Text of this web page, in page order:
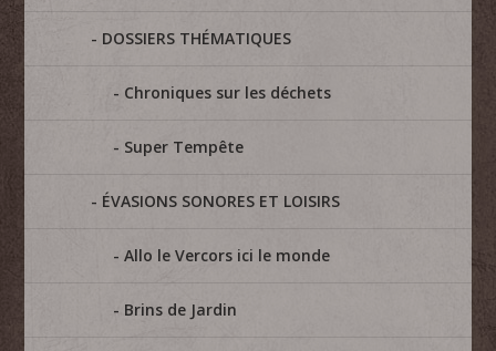
DOSSIERS THÉMATIQUES
Chroniques sur les déchets
Super Tempête
ÉVASIONS SONORES ET LOISIRS
Allo le Vercors ici le monde
Brins de Jardin